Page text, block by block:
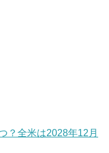
？全米は2028年12月